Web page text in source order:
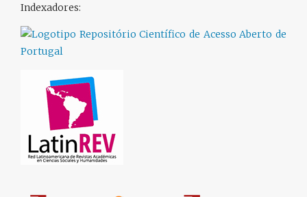
Indexadores: